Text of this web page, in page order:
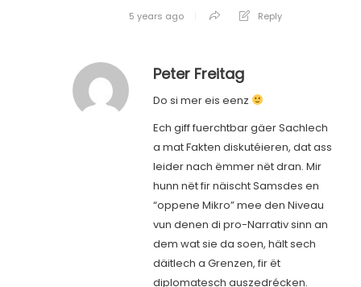
5 years ago Reply
Peter Freitag
Do si mer eis eenz
Ech giff fuerchtbar gäer Sachlech
a mat Fakten diskutéieren, dat ass
leider nach ëmmer nët dran. Mir
hunn nët fir näischt Samsdes en
“oppene Mikro” mee den Niveau
vun denen di pro-Narrativ sinn an
dem wat sie da soen, hält sech
däitlech a Grenzen, fir ët
diplomatesch auszedrécken.